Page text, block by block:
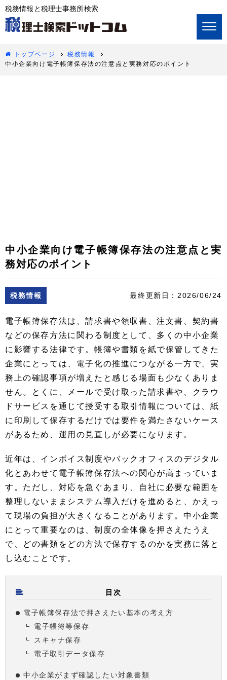
税務情報と税理士事務所検索
トップページ
税務情報
中小企業向け電子帳簿保存法の注意点と実務対応のポイント
中小企業向け電子帳簿保存法の注意点と実
務対応のポイント
税務情報 最終更新日： 2026/06/24
電子帳簿保存法は、請求書や領収書、注文書、契約書
などの保存方法に関わる制度として、多くの中小企業
に影響する法律です。帳簿や書類を紙で保管してきた
企業にとっては、電子化の推進につながる一方で、実
務上の確認事項が増えたと感じる場面も少なくありま
せん。とくに、メールで受け取った請求書や、クラウ
ドサービスを通じて授受する取引情報については、紙
に印刷して保存するだけでは要件を満たさないケース
があるため、運用の見直しが必要になります。
近年は、インボイス制度やバックオフィスのデジタル
化とあわせて電子帳簿保存法への関心が高まっていま
す。ただし、対応を急ぐあまり、自社に必要な範囲を
整理しないままシステム導入だけを進めると、かえっ
て現場の負担が大きくなることがあります。中小企業
にとって重要なのは、制度の全体像を押さえたうえ
で、どの書類をどの方法で保存するのかを実務に落と
し込むことです。
目次
電子帳簿保存法で押さえたい基本の考え方
電子帳簿等保存
スキャナ保存
電子取引データ保存
中小企業がまず確認したい対象書類